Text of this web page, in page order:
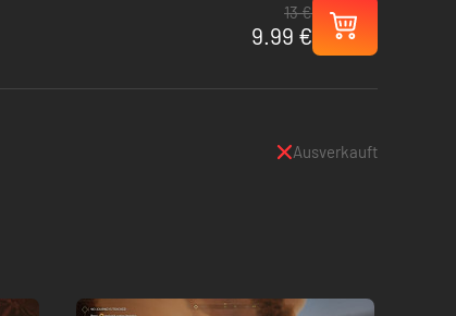
13 €
9.99 €
Ausverkauft